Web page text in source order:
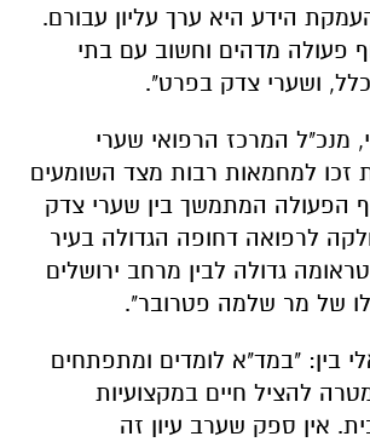
הידע היא ערך עליון עבורם.
פעולה מדהים וחשוב עם בתי
ושערי צדק בפרט".
מנכ"ל המרכז הרפואי שערי
זכו למחמאות רבות מצד השומעים
הפעולה המתמשך בין שערי צדק
לרפואה דחופה הגדולה בעיר
גדולה לבין מרחב ירושלים
של מר שלמה פטרובר".
בין: "במד"א לומדים ומתפתחים
להציל חיים במקצועיות
אין ספק שערב עיון זה